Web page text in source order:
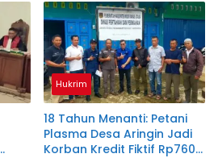
Hukrim
18 Tahun Menanti: Petani
Plasma Desa Aringin Jadi
Korban Kredit Fiktif Rp760